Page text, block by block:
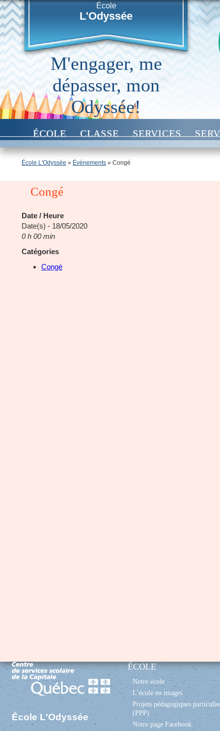
École
L'Odyssée
M'engager, me
dépasser, mon
Odyssée!
ÉCOLE CLASSE SERVICES
École L'Odyssée » Évènements » Congé
Congé
Date / Heure
Date(s) - 18/05/2020
0 h 00 min
Catégories
Congé
École L'Odyssée
ÉCOLE
Notre école
L’école en images
Projets pédagogiques
(PPP)
Notre page Facebook